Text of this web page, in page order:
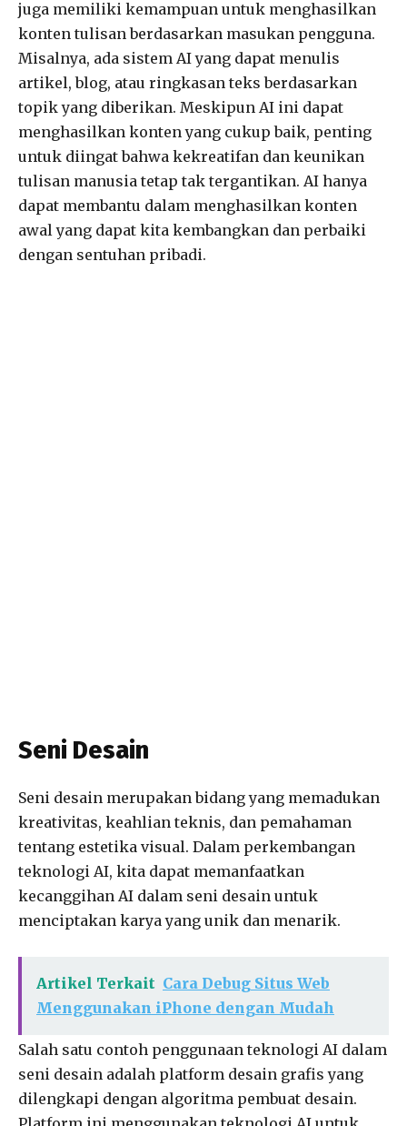
juga memiliki kemampuan untuk menghasilkan
konten tulisan berdasarkan masukan pengguna.
Misalnya, ada sistem AI yang dapat menulis
artikel, blog, atau ringkasan teks berdasarkan
topik yang diberikan. Meskipun AI ini dapat
menghasilkan konten yang cukup baik, penting
untuk diingat bahwa kekreatifan dan keunikan
tulisan manusia tetap tak tergantikan. AI hanya
dapat membantu dalam menghasilkan konten
awal yang dapat kita kembangkan dan perbaiki
dengan sentuhan pribadi.
Seni Desain
Seni desain merupakan bidang yang memadukan
kreativitas, keahlian teknis, dan pemahaman
tentang estetika visual. Dalam perkembangan
teknologi AI, kita dapat memanfaatkan
kecanggihan AI dalam seni desain untuk
menciptakan karya yang unik dan menarik.
Artikel Terkait Cara Debug Situs Web
Menggunakan iPhone dengan Mudah
Salah satu contoh penggunaan teknologi AI dalam
seni desain adalah platform desain grafis yang
dilengkapi dengan algoritma pembuat desain.